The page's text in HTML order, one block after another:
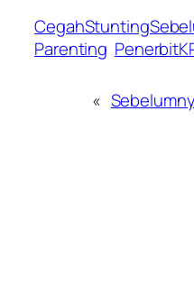
Parenting
«